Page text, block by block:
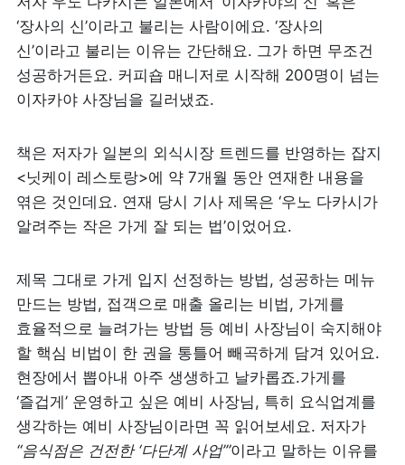
‘장사의 신’이라고 불리는 사람이에요. ‘장사의
신’이라고 불리는 이유는 간단해요. 그가 하면 무조건
성공하거든요. 커피숍 매니저로 시작해 200명이 넘는
이자카야 사장님을 길러냈죠.
책은 저자가 일본의 외식시장 트렌드를 반영하는 잡지
<닛케이 레스토랑>에 약 7개월 동안 연재한 내용을
엮은 것인데요. 연재 당시 기사 제목은 ‘우노 다카시가
알려주는 작은 가게 잘 되는 법’이었어요.
제목 그대로 가게 입지 선정하는 방법, 성공하는 메뉴
만드는 방법, 접객으로 매출 올리는 비법, 가게를
효율적으로 늘려가는 방법 등 예비 사장님이 숙지해야
할 핵심 비법이 한 권을 통틀어 빼곡하게 담겨 있어요.
현장에서 뽑아내 아주 생생하고 날카롭죠.가게를
‘즐겁게’ 운영하고 싶은 예비 사장님, 특히 요식업계를
생각하는 예비 사장님이라면 꼭 읽어보세요. 저자가
“음식점은 건전한 ‘다단계 사업’”이라고 말하는 이유를